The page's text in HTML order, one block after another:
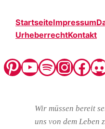
StartseiteImpressum
UrheberrechtKontakt
Pinterest YouTube Spotify InstagramFacebook Discord
Wir müssen bereit
uns von dem Leben